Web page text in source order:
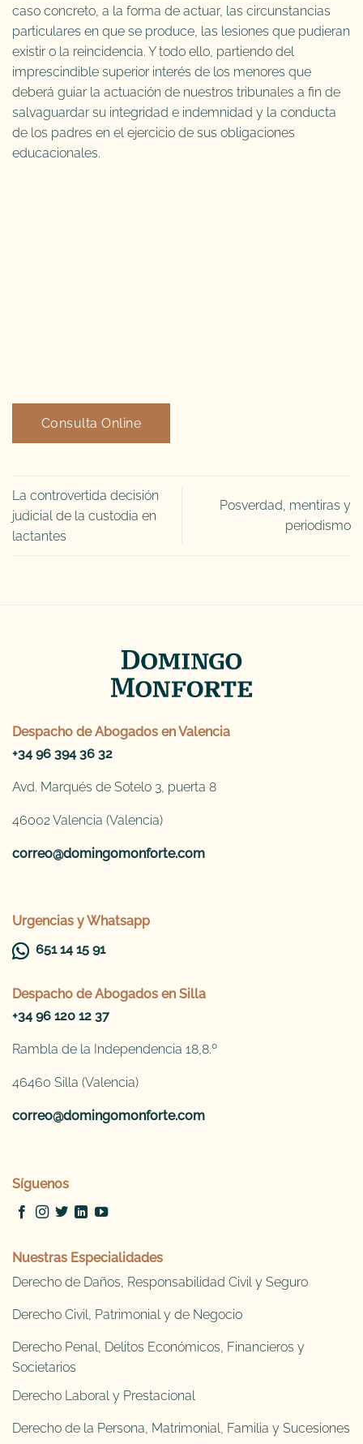
caso concreto, a la forma de actuar, las circunstancias
particulares en que se produce, las lesiones que pudieran
existir o la reincidencia. Y todo ello, partiendo del
imprescindible superior interés de los menores que
deberá guiar la actuación de nuestros tribunales a fin de
salvaguardar su integridad e indemnidad y la conducta
de los padres en el ejercicio de sus obligaciones
educacionales.
Consulta Online
La controvertida decisión
judicial de la custodia en
lactantes
Posverdad, mentiras y
periodismo
Despacho de Abogados en Valencia
+34 96 394 36 32
Avd. Marqués de Sotelo 3, puerta 8
46002 Valencia (Valencia)
correo@domingomonforte.com
Urgencias y Whatsapp
651 14 15 91
Despacho de Abogados en Silla
+34 96 120 12 37
Rambla de la Independencia 18,8.º
46460 Silla (Valencia)
correo@domingomonforte.com
Síguenos
Nuestras Especialidades
Derecho de Daños, Responsabilidad Civil y Seguro
Derecho Civil, Patrimonial y de Negocio
Derecho Penal, Delitos Económicos, Financieros y
Societarios
Derecho Laboral y Prestacional
Derecho de la Persona, Matrimonial, Familia y Sucesiones